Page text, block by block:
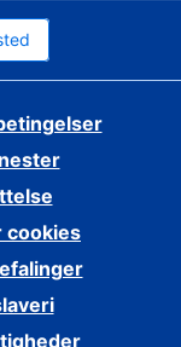
cookies